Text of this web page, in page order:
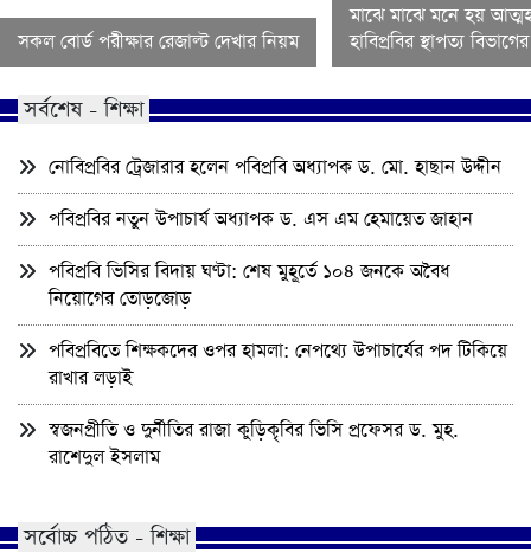
সকল বোর্ড পরীক্ষার রেজাল্ট দেখার নিয়ম
মাঝে মাঝে মনে হয়
হাবিপ্রবির স্থাপত্য
সর্বশেষ - শিক্ষা
নোবিপ্রবির ট্রেজারার হলেন পবিপ্রবি অধ্যাপক ড. মো. হাছান উদ্দীন
পবিপ্রবির নতুন উপাচার্য অধ্যাপক ড. এস এম হেমায়েত জাহান
পবিপ্রবি ভিসির বিদায় ঘণ্টা: শেষ মুহূর্তে ১০৪ জনকে অবৈধ
নিয়োগের তোড়জোড়
পবিপ্রবিতে শিক্ষকদের ওপর হামলা: নেপথ্যে উপাচার্যের পদ টিকিয়ে
রাখার লড়াই
স্বজনপ্রীতি ও দুর্নীতির রাজা কুড়িকৃবির ভিসি প্রফেসর ড. মুহ.
রাশেদুল ইসলাম
সর্বোচ্চ পঠিত - শিক্ষা